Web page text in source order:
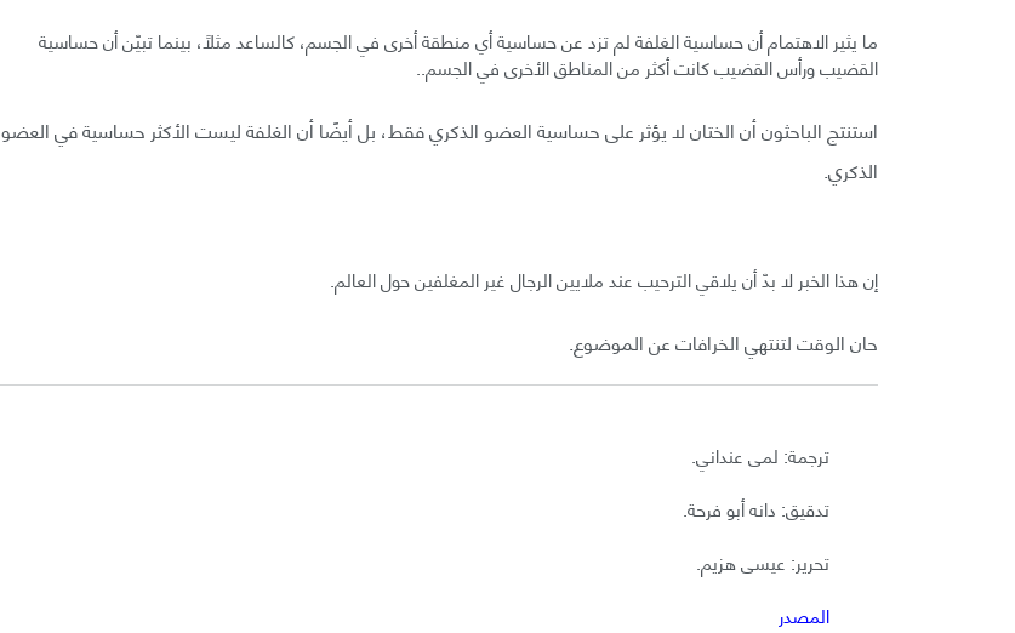
ما يثير الاهتمام أن حساسية الغلفة لم تزد عن حساسية أي منطقة أخرى في الجسم، كالساعد مثلًا، بينما تبيّن أن حساسية
القضيب ورأس القضيب كانت أكثر من المناطق الأخرى في الجسم..
استنتج الباحثون أن الختان لا يؤثر على حساسية العضو الذكري فقط، بل أيضًا أن الغلفة ليست الأكثر حساسية في العضو
الذكري.
إن هذا الخبر لا بدّ أن يلاقي الترحيب عند ملايين الرجال غير المغلفين حول العالم.
حان الوقت لتنتهي الخرافات عن الموضوع.
ترجمة: لمى عنداني.
تدقيق: دانه أبو فرحة.
تحرير: عيسى هزيم.
المصدر